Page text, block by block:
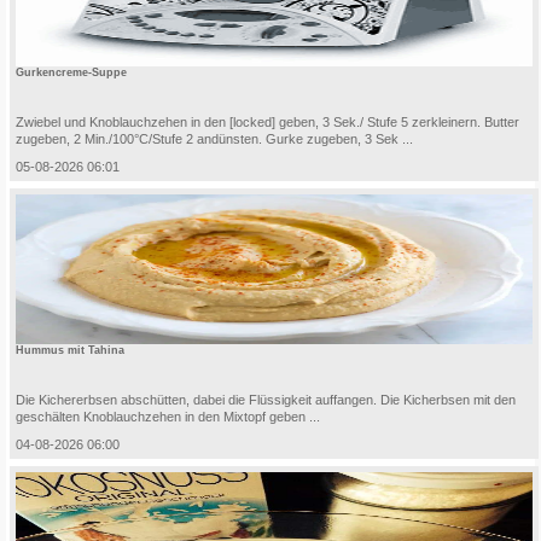
Gurkencreme-Suppe
Zwiebel und Knoblauchzehen in den [locked] geben, 3 Sek./ Stufe 5 zerkleinern. Butter
zugeben, 2 Min./100°C/Stufe 2 andünsten. Gurke zugeben, 3 Sek ...
05-08-2026 06:01
Hummus mit Tahina
Die Kichererbsen abschütten, dabei die Flüssigkeit auffangen. Die Kicherbsen mit den
geschälten Knoblauchzehen in den Mixtopf geben ...
04-08-2026 06:00